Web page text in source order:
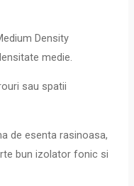
Density
medie.
sau spatii
de esenta rasinoasa,
bun izolator fonic si